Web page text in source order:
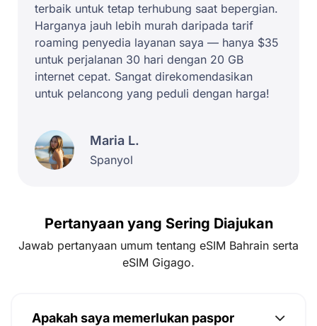
terbaik untuk tetap terhubung saat bepergian.
Harganya jauh lebih murah daripada tarif
roaming penyedia layanan saya — hanya $35
untuk perjalanan 30 hari dengan 20 GB
internet cepat. Sangat direkomendasikan
untuk pelancong yang peduli dengan harga!
Maria L.
Spanyol
Pertanyaan yang Sering Diajukan
Jawab pertanyaan umum tentang eSIM Bahrain serta
eSIM Gigago.
Apakah saya memerlukan paspor